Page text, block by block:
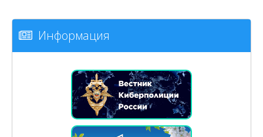
Информация